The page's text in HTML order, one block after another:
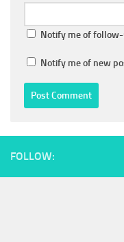
Notify me of
Notify me of new
FOLLOW: